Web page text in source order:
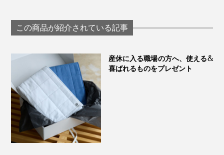
身シャンプー」｜
MANGETSU・
のアミノ酸系シャン
プー | uruotte
この商品が紹介されている記事
産休に入る職場の方へ、使える&
喜ばれるものをプレゼント